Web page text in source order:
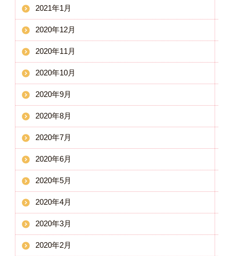
2021年1月
2020年12月
2020年11月
2020年10月
2020年9月
2020年8月
2020年7月
2020年6月
2020年5月
2020年4月
2020年3月
2020年2月